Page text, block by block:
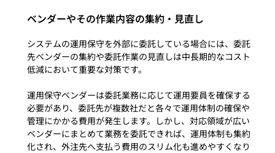
ベンダーやその作業内容の集約・見直し
システムの運用保守を外部に委託している場合には、委託
先ベンダーの集約や委託作業の見直しは中長期的なコスト
低減において重要な対策です。
運用保守ベンダーは委託業務に応じて運用要員を確保する
必要があり、委託先が複数社だと各々で運用体制の確保や
管理にかかる費用が発生します。しかし、対応領域が広い
ベンダーにまとめて業務を委託できれば、運用体制も集約
化され、外注先へ支払う費用のスリム化も進めやすくなり